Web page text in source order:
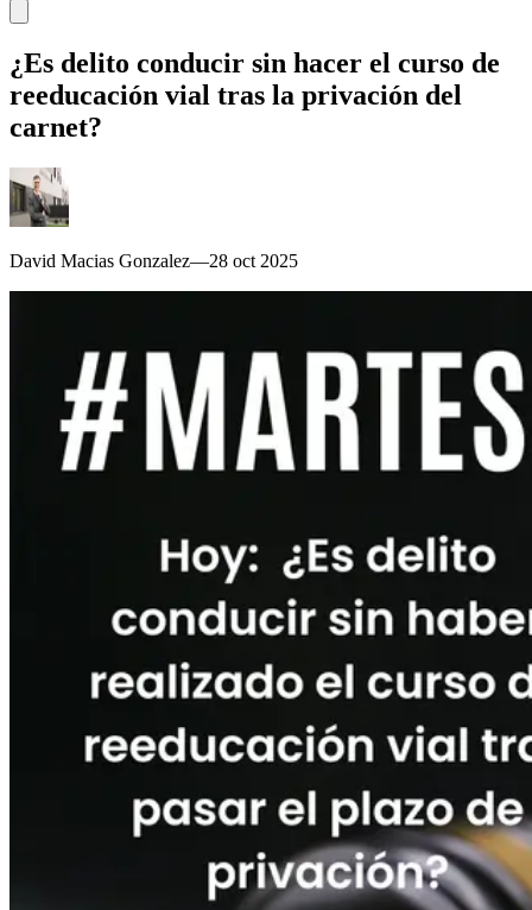
¿Es delito conducir sin hacer el curso de
reeducación vial tras la privación del
carnet?
David Macias Gonzalez—28 oct 2025